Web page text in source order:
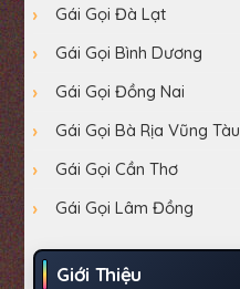
Gái Gọi Đà Lạt
Gái Gọi Bình Dương
Gái Gọi Đồng Nai
Gái Gọi Bà Rịa Vũng Tàu
Gái Gọi Cần Thơ
Gái Gọi Lâm Đồng
Giới Thiệu